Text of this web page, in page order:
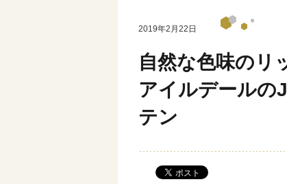
2019年2月22日
自然な色味のリ
アイルデールの
テン